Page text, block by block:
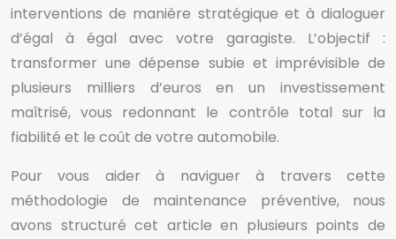
interventions de manière stratégique et à dialoguer
d’égal à égal avec votre garagiste. L’objectif :
transformer une dépense subie et imprévisible de
plusieurs milliers d’euros en un investissement
maîtrisé, vous redonnant le contrôle total sur la
fiabilité et le coût de votre automobile.
Pour vous aider à naviguer à travers cette
méthodologie de maintenance préventive, nous
avons structuré cet article en plusieurs points de